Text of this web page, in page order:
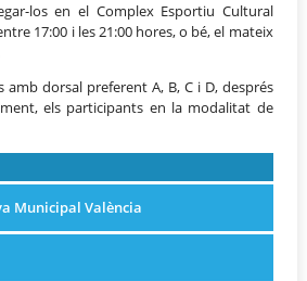
los en el Complex Esportiu Cultural
17:00 i les 21:00 hores, o bé, el mateix
dorsal preferent A, B, C i D, després
els participants en la modalitat de
Municipal València